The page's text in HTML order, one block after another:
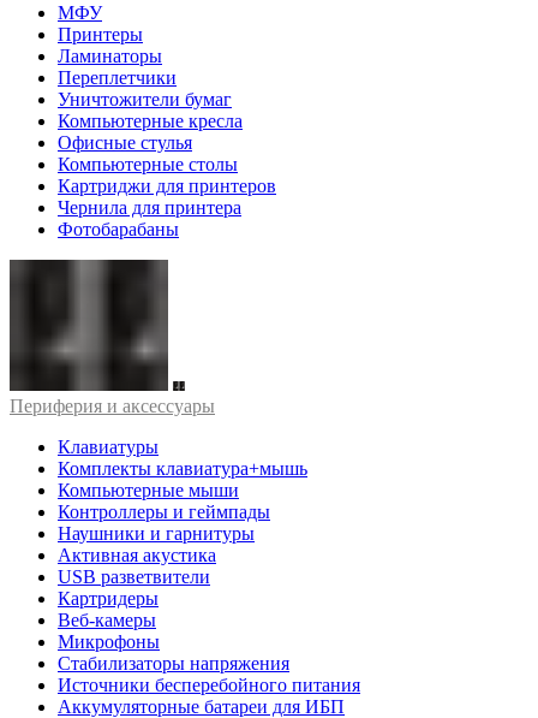
МФУ
Принтеры
Ламинаторы
Переплетчики
Уничтожители бумаг
Компьютерные кресла
Офисные стулья
Компьютерные столы
Картриджи для принтеров
Чернила для принтера
Фотобарабаны
Периферия и аксессуары
Клавиатуры
Комплекты клавиатура+мышь
Компьютерные мыши
Контроллеры и геймпады
Наушники и гарнитуры
Активная акустика
USB разветвители
Картридеры
Веб-камеры
Микрофоны
Стабилизаторы напряжения
Источники бесперебойного питания
Аккумуляторные батареи для ИБП